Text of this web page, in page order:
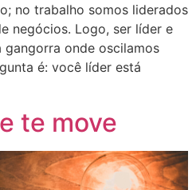
no trabalho somos liderados
negócios. Logo, ser líder e
gangorra onde oscilamos
é: você líder está
te move